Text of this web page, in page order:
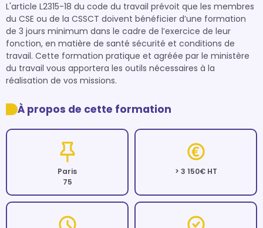
L'article L2315-18 du code du travail prévoit que les membres
du CSE ou de la CSSCT doivent bénéficier d’une formation
de 3 jours minimum dans le cadre de l’exercice de leur
fonction, en matière de santé sécurité et conditions de
travail. Cette formation pratique et agréée par le ministère
du travail vous apportera les outils nécessaires à la
réalisation de vos missions.
À propos de cette formation
Paris
75
> 3 150€ HT